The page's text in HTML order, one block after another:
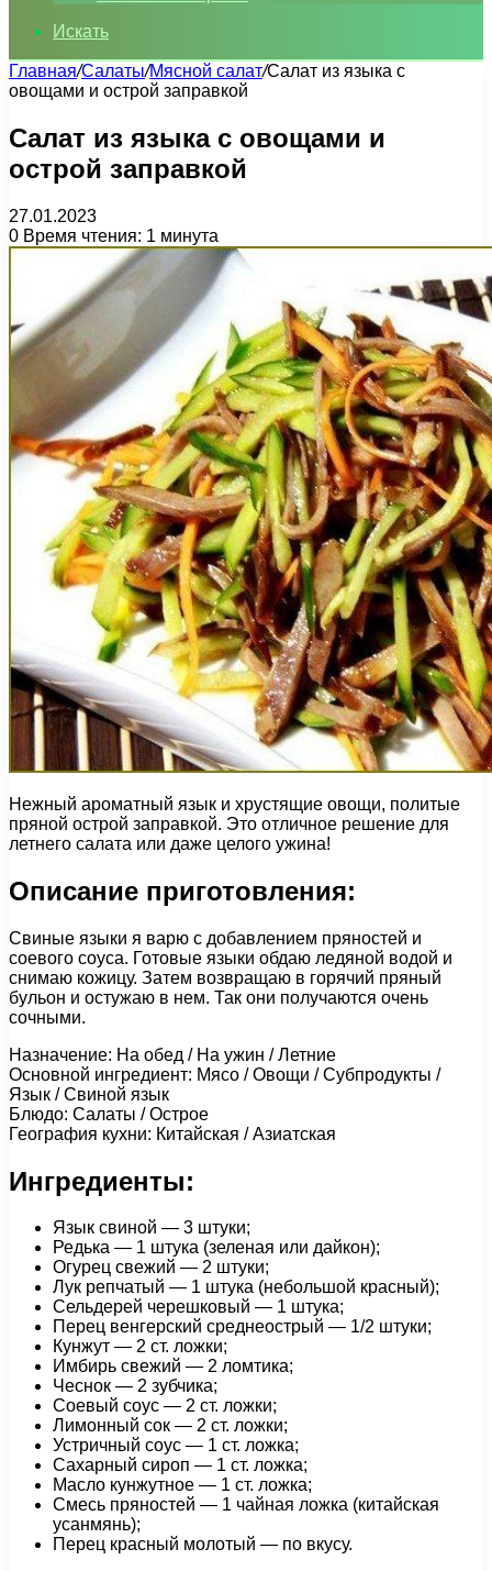
Искать
Главная/Салаты/Мясной салат/Салат из языка с
овощами и острой заправкой
Салат из языка с овощами и
острой заправкой
27.01.2023
0 Время чтения: 1 минута
Нежный ароматный язык и хрустящие овощи, политые
пряной острой заправкой. Это отличное решение для
летнего салата или даже целого ужина!
Описание приготовления:
Свиные языки я варю с добавлением пряностей и
соевого соуса. Готовые языки обдаю ледяной водой и
снимаю кожицу. Затем возвращаю в горячий пряный
бульон и остужаю в нем. Так они получаются очень
сочными.
Назначение: На обед / На ужин / Летние
Основной ингредиент: Мясо / Овощи / Субпродукты /
Язык / Свиной язык
Блюдо: Салаты / Острое
География кухни: Китайская / Азиатская
Ингредиенты:
Язык свиной — 3 штуки;
Редька — 1 штука (зеленая или дайкон);
Огурец свежий — 2 штуки;
Лук репчатый — 1 штука (небольшой красный);
Сельдерей черешковый — 1 штука;
Перец венгерский среднеострый — 1/2 штуки;
Кунжут — 2 ст. ложки;
Имбирь свежий — 2 ломтика;
Чеснок — 2 зубчика;
Соевый соус — 2 ст. ложки;
Лимонный сок — 2 ст. ложки;
Устричный соус — 1 ст. ложка;
Сахарный сироп — 1 ст. ложка;
Масло кунжутное — 1 ст. ложка;
Смесь пряностей — 1 чайная ложка (китайская
усанмянь);
Перец красный молотый — по вкусу.